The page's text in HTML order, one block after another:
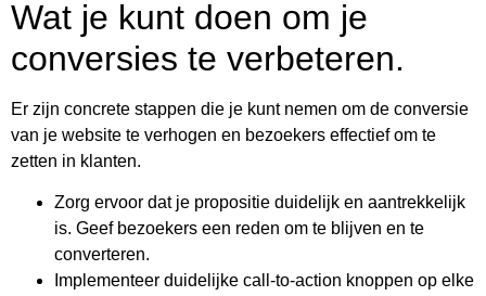
Wat je kunt doen om je
conversies te verbeteren.
Er zijn concrete stappen die je kunt nemen om de conversie
van je website te verhogen en bezoekers effectief om te
zetten in klanten.
Zorg ervoor dat je propositie duidelijk en aantrekkelijk
is. Geef bezoekers een reden om te blijven en te
converteren.
Implementeer duidelijke call-to-action knoppen op elke